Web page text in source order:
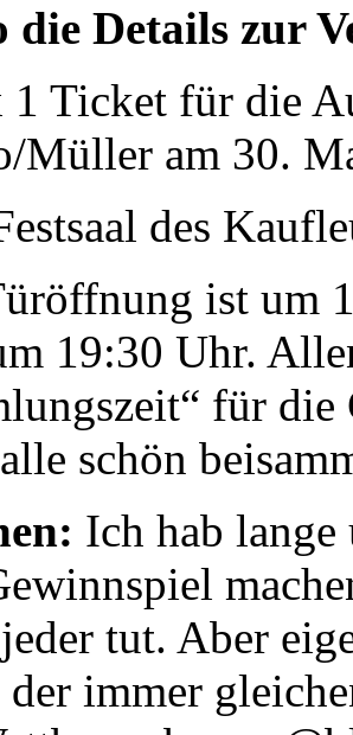
die Details zur
1 Ticket für die
Müller am 30.
des
ist um
19:30 Uhr.
für
schön
Ich hab
tut. Aber
der immer